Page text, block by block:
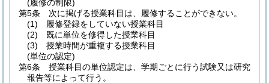
(履修の制限)
第5条
次に掲げる授業科目は、履修することができない。
(1)
履修登録をしていない授業科目
(2)
既に単位を修得した授業科目
(3)
授業時間が重複する授業科目
(単位の認定)
第6条
授業科目の単位認定は、学期ごとに行う試験又は研究
報告等によって行う。